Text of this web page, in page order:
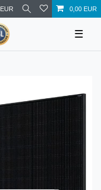
EUR 0,00 EUR
☰